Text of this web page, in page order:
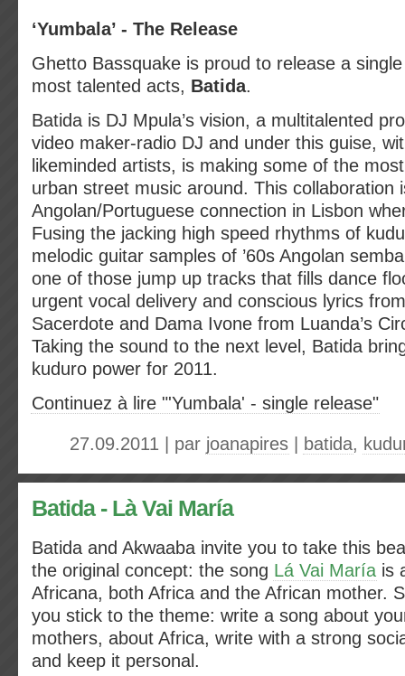
‘Yumbala’ - The Release
Ghetto Bassquake is proud to release a
most talented acts, Batida.
Batida is DJ Mpula’s vision, a multitalented
video maker-radio DJ and under this guise,
likeminded artists, is making some of the
urban street music around. This collaboration
Angolan/Portuguese connection in Lisbon
Fusing the jacking high speed rhythms of
melodic guitar samples of ’60s Angolan semba
one of those jump up tracks that fills dance
urgent vocal delivery and conscious lyrics
Sacerdote and Dama Ivone from Luanda’s
Taking the sound to the next level, Batida
kuduro power for 2011.
Continuez à lire "'Yumbala' - single release"
27.09.2011 | par joanapires batida,
Batida - Là Vai María
Batida and Akwaaba invite you to take this
the original concept: the song Lá Vai María is
Africana, both Africa and the African mother.
you stick to the theme: write a song about
mothers, about Africa, write with a strong
and keep it personal.